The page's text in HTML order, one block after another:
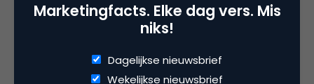
Kopieer link
Marketingfacts. Elke dag vers. Mis
niks!
Dagelijkse nieuwsbrief
Wekelijkse nieuwsbrief